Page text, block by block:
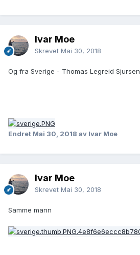
Ivar Moe
Skrevet Mai 30, 2018
Og fra Sverige - Thomas Legreid Sjursen
Endret Mai 30, 2018 av Ivar Moe
Ivar Moe
Skrevet Mai 30, 2018
Samme mann